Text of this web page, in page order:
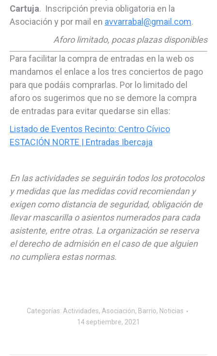
Cartuja. Inscripción previa obligatoria en la
Asociación y por mail en avvarrabal@gmail.com.
Aforo limitado, pocas plazas disponibles
Para facilitar la compra de entradas en la web os
mandamos el enlace a los tres conciertos de pago
para que podáis comprarlas. Por lo limitado del
aforo os sugerimos que no se demore la compra
de entradas para evitar quedarse sin ellas:
Listado de Eventos Recinto: Centro Cívico
ESTACIÓN NORTE | Entradas Ibercaja
En las actividades se seguirán todos los protocolos
y medidas que las medidas covid recomiendan y
exigen como distancia de seguridad, obligación de
llevar mascarilla o asientos numerados para cada
asistente, entre otras. La organización se reserva
el derecho de admisión en el caso de que alguien
no cumpliera estas normas.
Categorías: Actividades, Asociación, Barrio, Noticias
14 septiembre, 2021